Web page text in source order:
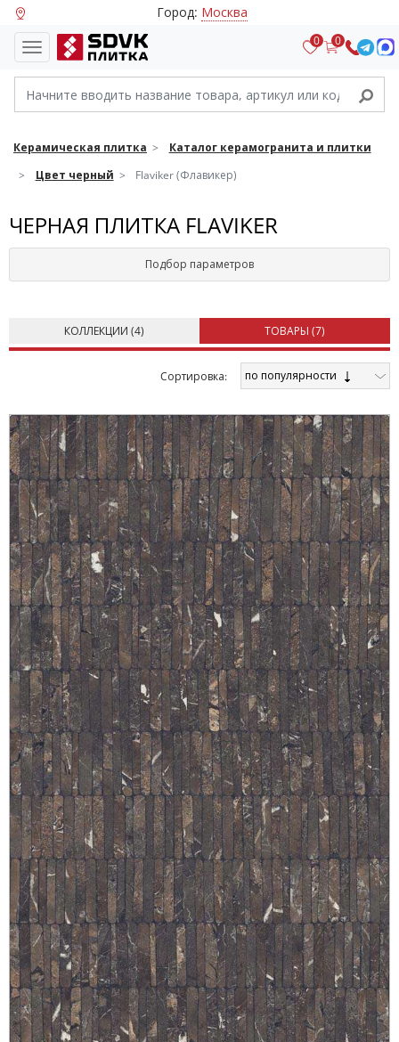
Город: Москва
0 0
Керамическая плитка
Каталог керамогранита и плитки
Цвет черный
Flaviker (Флавикер)
ЧЕРНАЯ ПЛИТКА FLAVIKER
Подбор параметров
КОЛЛЕКЦИИ (4) ТОВАРЫ (7)
Cортировка: по популярности